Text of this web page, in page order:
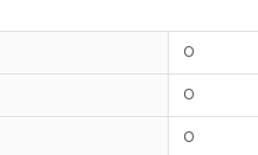
O
O
O